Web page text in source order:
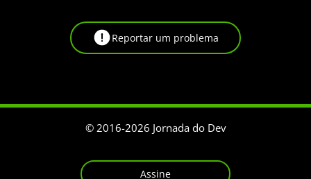
Reportar um problema
© 2016-2026 Jornada do Dev
Assine